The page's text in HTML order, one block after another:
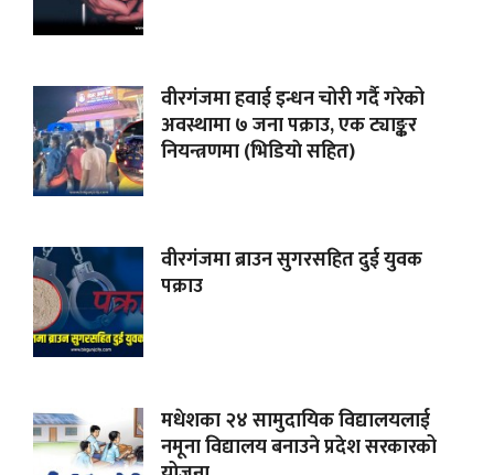
वीरगंजमा हवाई इन्धन चोरी गर्दै गरेको
अवस्थामा ७ जना पक्राउ, एक ट्याङ्कर
नियन्त्रणमा (भिडियाे सहित)
वीरगंजमा ब्राउन सुगरसहित दुई युवक
पक्राउ
मधेशका २४ सामुदायिक विद्यालयलाई
नमूना विद्यालय बनाउने प्रदेश सरकारको